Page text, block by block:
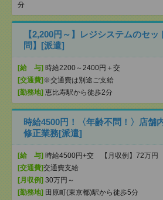
分
【2,200円～】レジシステムのセ
問】[派遣]
[給 与] 時給2200～2400円＋交
[交通費] ※交通費は別途ご支給
[勤務地] 恵比寿駅から徒歩2分
時給4500円！〈年齢不問！〉店舗
修正業務[派遣]
[給 与] 時給4500円+交 【月収例】72万円
[交通費]交通費支給
[月収例] 30万円～
[勤務地] 田原町(東京都)駅から徒歩5分